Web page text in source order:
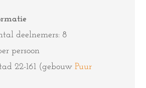
deelnemers: 8
persoon
22-161 (gebouwPuur